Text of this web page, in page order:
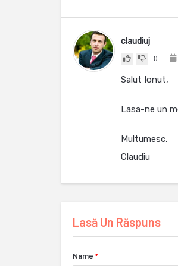
claudiuj
0
Salut Ionut,
Lasa-ne un
Multumesc,
Claudiu
Lasă Un Răspuns
Name *